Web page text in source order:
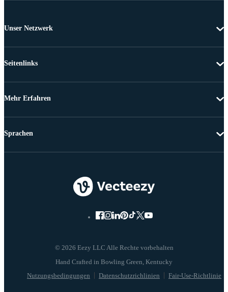
Unser Netzwerk
Seitenlinks
Mehr Erfahren
© 2026 Eezy LLC Alle Rechte vorbehalten
Nutzungsbedingungen Datenschutzrichlinien Fair-Use-Richtlinie
Sprachen